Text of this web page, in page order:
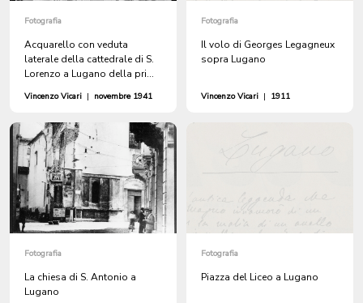
Fotografia
Acquarello con veduta
laterale della cattedrale di S.
Lorenzo a Lugano della prima
Vincenzo Vicari | novembre 1941
Fotografia
Il volo di Georges Legagneux
sopra Lugano
Vincenzo Vicari | 1911
Fotografia
La chiesa di S. Antonio a
Lugano
Fotografia
Piazza del Liceo a Lugano